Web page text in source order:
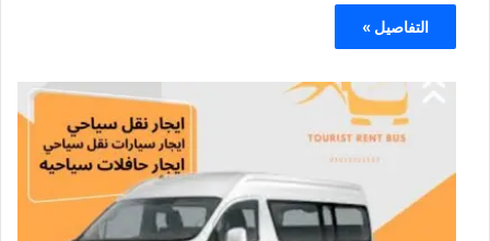
التفاصيل »